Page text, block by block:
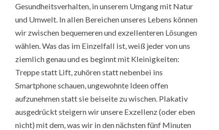
Gesundheitsverhalten, in unserem Umgang mit Natur
und Umwelt. In allen Bereichen unseres Lebens können
wir zwischen bequemeren und exzellenteren Lösungen
wählen. Was das im Einzelfall ist, weiß jeder von uns
ziemlich genau und es beginnt mit Kleinigkeiten:
Treppe statt Lift, zuhören statt nebenbei ins
Smartphone schauen, ungewohnte Ideen offen
aufzunehmen statt sie beiseite zu wischen. Plakativ
ausgedrückt steigern wir unsere Exzellenz (oder eben
nicht) mit dem, was wir in den nächsten fünf Minuten